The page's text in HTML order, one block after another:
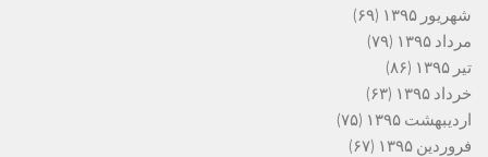
شهریور ۱۳۹۵
(۶۹)
مرداد ۱۳۹۵
(۷۹)
تیر ۱۳۹۵
(۸۶)
خرداد ۱۳۹۵
(۶۳)
اردیبهشت ۱۳۹۵
(۷۵)
فروردین ۱۳۹۵
(۶۷)